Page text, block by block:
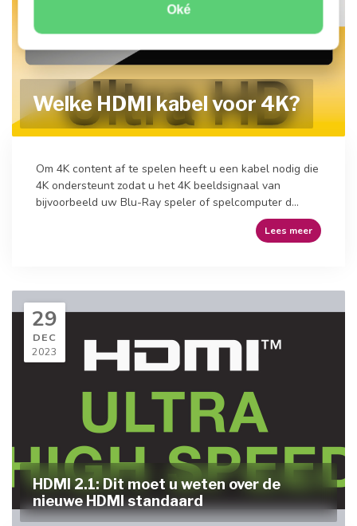
Oké
Welke HDMI kabel voor 4K?
Om 4K content af te spelen heeft u een kabel nodig die
4K ondersteunt zodat u het 4K beeldsignaal van
bijvoorbeeld uw Blu-Ray speler of spelcomputer d...
Lees meer
29
DEC
2023
HDMI 2.1: Dit moet u weten over de
nieuwe HDMI standaard